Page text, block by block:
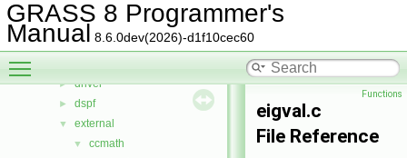
GRASS 8 Programmer's
Manual 8.6.0dev(2026)-d1f10cec60
► cluster
► datetime
► db
► driver
► dspf
▼ external
▼ ccmath
Functions
eigval.c
File Reference